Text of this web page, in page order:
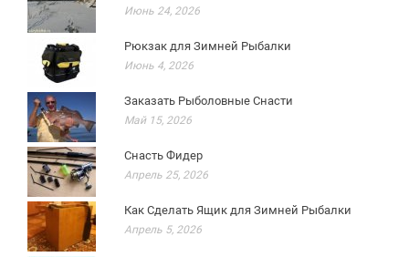
Июнь 24, 2026
Рюкзак для Зимней Рыбалки
Июнь 4, 2026
Заказать Рыболовные Снасти
Май 15, 2026
Снасть Фидер
Апрель 25, 2026
Как Сделать Ящик для Зимней Рыбалки
Апрель 5, 2026